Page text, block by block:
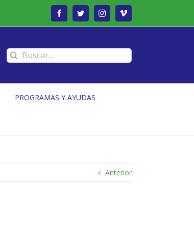
FacebookTwitterInstagramVimeo
Buscar:
PROGRAMAS Y AYUDAS
Anterior